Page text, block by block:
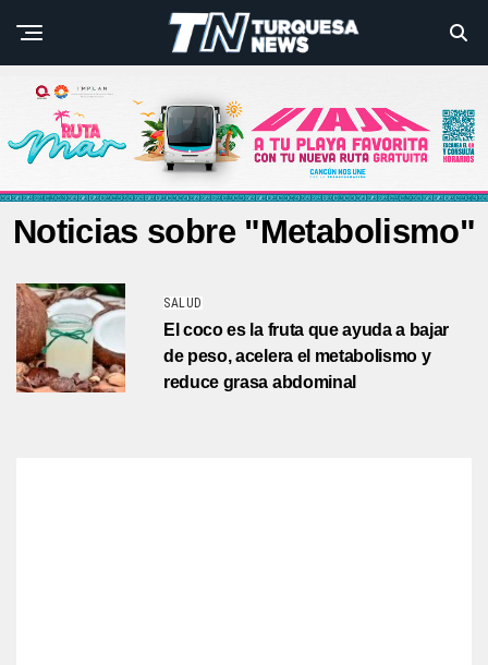
Noticias sobre "Metabolismo"
SALUD
El coco es la fruta que ayuda a bajar
de peso, acelera el metabolismo y
reduce grasa abdominal